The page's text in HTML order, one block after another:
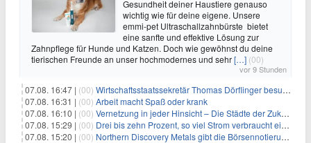
Gesundheit deiner Haustiere genauso
wichtig wie für deine eigene. Unsere
emmi-pet Ultraschallzahnbürste bietet
eine sanfte und effektive Lösung zur
Zahnpflege für Hunde und Katzen. Doch wie gewöhnst du deine
tierischen Freunde an unser hochmodernes und sehr[…] (00)
vor 9 Stunden
07.08. 16:47 | (00) Wirtschaftsstaatssekretär Thomas Dörflinger besucht Handwerksbetrieb im Kammerbezirk Freiburg
07.08. 16:31 | (00) Arbeit macht Spaß oder krank
07.08. 16:10 | (00) Vernetzung in jeder Hinsicht – Die Städte der Zukunft sind grün-blau
07.08. 15:29 | (00) Drei bis zehn Prozent, so viel Strom verbraucht ein Aufzug im Gebäude
07.08. 15:20 | (00) Northern Discovery Metals gibt die Börsennotierung an der Frankfurter Wertpapierbörse bekannt